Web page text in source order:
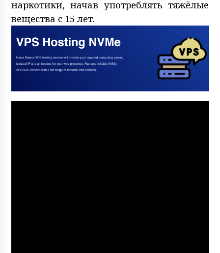
наркотики, начав употреблять тяжёлые
вещества с 15 лет.